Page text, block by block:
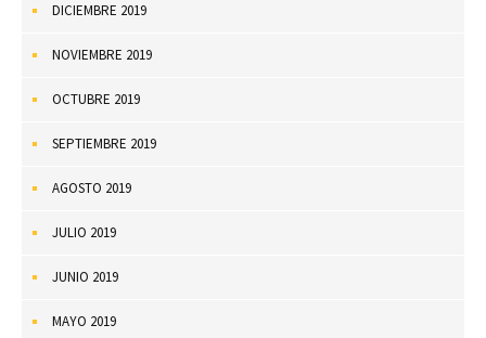
DICIEMBRE 2019
NOVIEMBRE 2019
OCTUBRE 2019
SEPTIEMBRE 2019
AGOSTO 2019
JULIO 2019
JUNIO 2019
MAYO 2019